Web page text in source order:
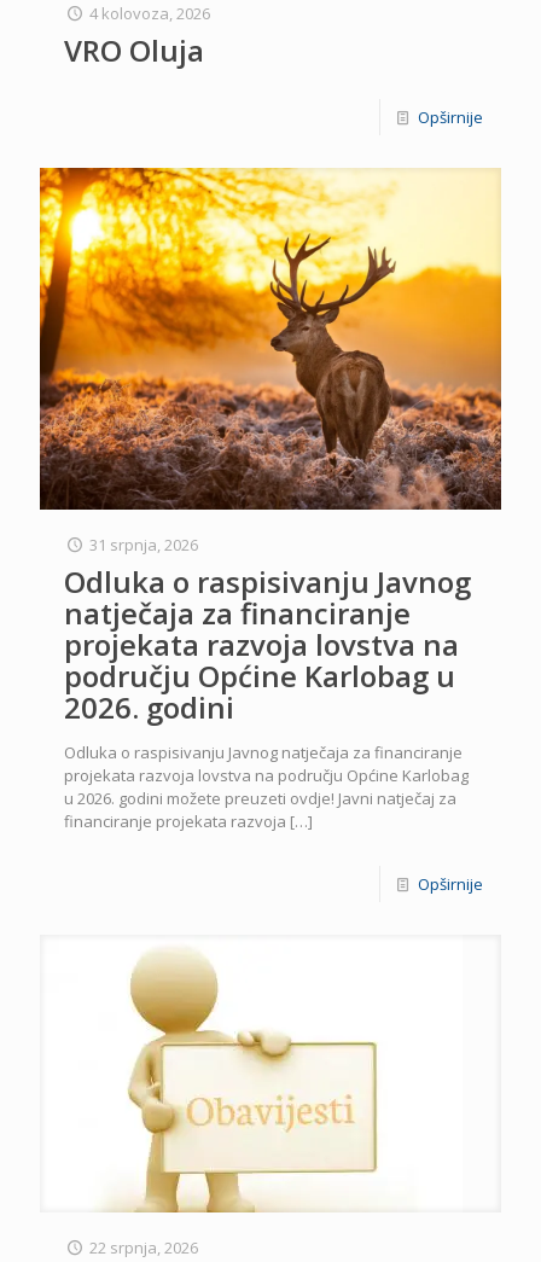
4 kolovoza, 2026
VRO Oluja
Opširnije
31 srpnja, 2026
Odluka o raspisivanju Javnog
natječaja za financiranje
projekata razvoja lovstva na
području Općine Karlobag u
2026. godini
Odluka o raspisivanju Javnog natječaja za financiranje
projekata razvoja lovstva na području Općine Karlobag
u 2026. godini možete preuzeti ovdje! Javni natječaj za
financiranje projekata razvoja […]
Opširnije
22 srpnja, 2026